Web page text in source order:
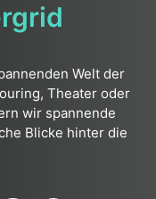
Welt der
Theater oder
wir spannende
Blicke hinter die